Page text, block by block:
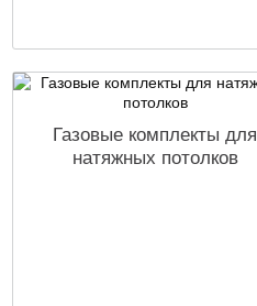
Газовые комплекты для
натяжных потолков